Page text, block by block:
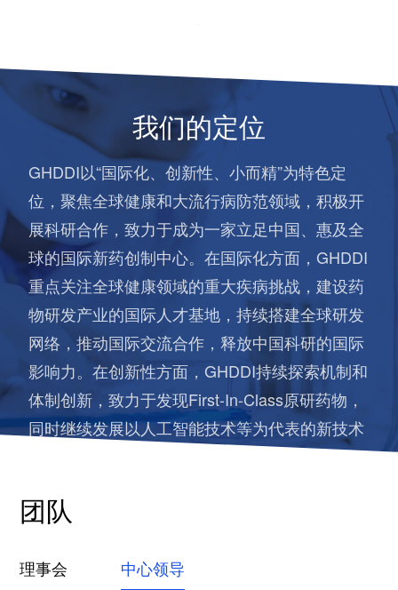
我们的定位
GHDDI以“国际化、创新性、小而精”为特色定
位，聚焦全球健康和大流行病防范领域，积极开
展科研合作，致力于成为一家立足中国、惠及全
球的国际新药创制中心。在国际化方面，GHDDI
重点关注全球健康领域的重大疾病挑战，建设药
物研发产业的国际人才基地，持续搭建全球研发
网络，推动国际交流合作，释放中国科研的国际
影响力。在创新性方面，GHDDI持续探索机制和
体制创新，致力于发现First-In-Class原研药物，
同时继续发展以人工智能技术等为代表的新技术
创新，赋能医药科研群体。在小而精方面，
分子药物研发，努力成为基础科学新发现与后期
团队
理事会
中心领导